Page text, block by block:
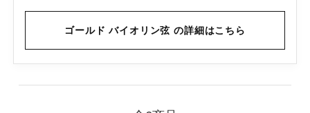
ゴールド バイオリン弦 の詳細はこちら